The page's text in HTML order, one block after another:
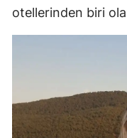
otellerinden biri